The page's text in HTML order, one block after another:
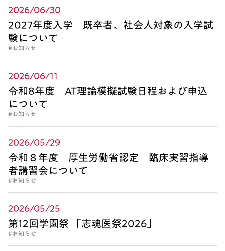
2026/06/30
2027年度入学 既卒者、社会人対象の入学試
験について
#お知らせ
2026/06/11
令和8年度 AT理論模擬試験日程および申込
について
#お知らせ
2026/05/29
令和８年度 厚生労働省認定 臨床実習指導
者講習会について
#お知らせ
2026/05/25
第12回学園祭 「志魂医祭2026」
#お知らせ